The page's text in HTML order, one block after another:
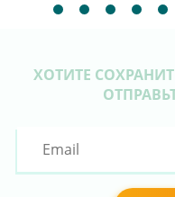
ХОТИТЕ